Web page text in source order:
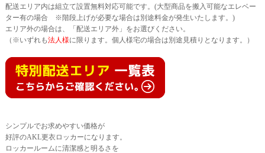
配送エリア内は組立て設置無料対応可能です。(大型商品を搬入可能なエレベー
ター有の場合 ※階段上げが必要な場合は別途料金が発生いたします。)
エリア外の場合は、「配送エリア外」をお選びください。
（※いずれも法人様に限ります。個人様宅の場合は別途見積りとなります。）
シンプルでお求めやすい価格が
好評のAKL更衣ロッカーになります。
ロッカールームに清潔感と明るさを